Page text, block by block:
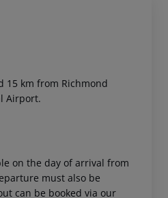
15 km from Richmond
Airport.
on the day of arrival from
must also be
can be booked via our